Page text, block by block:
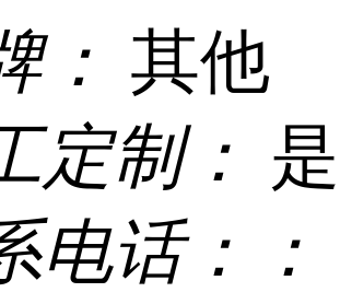
： 其他
定制： 是
电话：：